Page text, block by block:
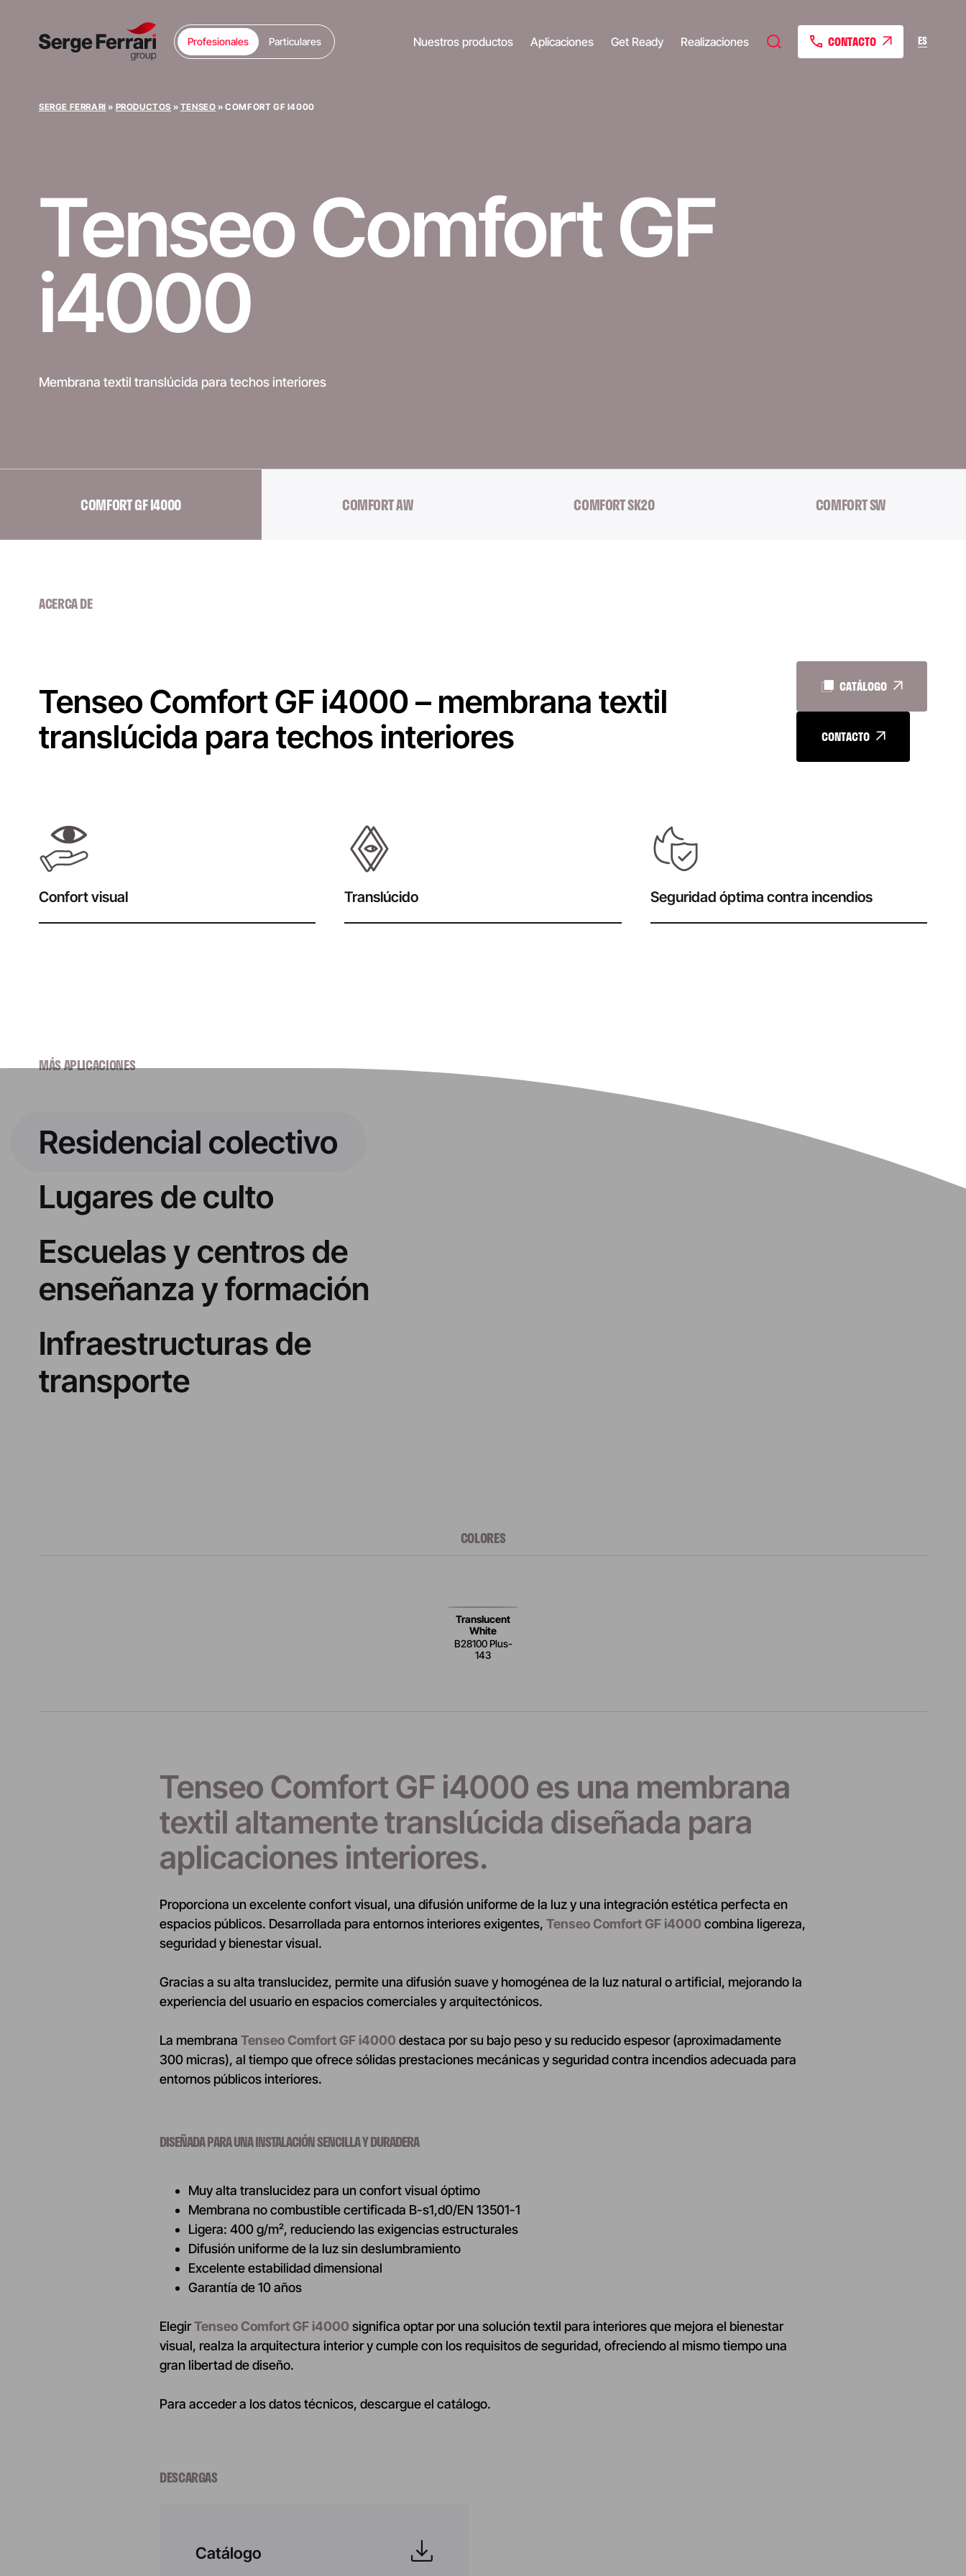
Profesionales Particulares Nuestros productos Aplicaciones Get Ready Realizaciones CONTACTO ES
SERGE FERRARI » PRODUCTOS » TENSEO »COMFORT GF I4000
TenseoComfort GF
i4000
Membrana textil translúcida para techos interiores
COMFORT GF I4000 COMFORT AW COMFORT SK20 COMFORT SW
ACERCA DE
Tenseo Comfort GF i4000 – membrana textil
translúcida para techos interiores
CATÁLOGO
CONTACTO
Confort visual Translúcido Seguridad óptima contra incendios
MÁS APLICACIONES
Residencial colectivo
Lugares de culto
Escuelas y centros de
enseñanza y formación
Infraestructuras de
transporte
COLORES
Translucent
White
B28100 Plus-
143
Tenseo Comfort GF i4000 es una membrana
textil altamente translúcida diseñada para
aplicaciones interiores.
Proporciona un excelente confort visual, una difusión uniforme de la luz y una integración estética perfecta en
espacios públicos. Desarrollada para entornos interiores exigentes, Tenseo Comfort GF i4000 combina ligereza,
seguridad y bienestar visual.
Gracias a su alta translucidez, permite una difusión suave y homogénea de la luz natural o artificial, mejorando la
experiencia del usuario en espacios comerciales y arquitectónicos.
La membrana Tenseo Comfort GF i4000 destaca por su bajo peso y su reducido espesor (aproximadamente
300 micras), al tiempo que ofrece sólidas prestaciones mecánicas y seguridad contra incendios adecuada para
entornos públicos interiores.
DISEÑADA PARA UNA INSTALACIÓN SENCILLA Y DURADERA
Muy alta translucidez para un confort visual óptimo
Membrana no combustible certificada B-s1,d0/EN 13501-1
Ligera: 400 g/m², reduciendo las exigencias estructurales
Difusión uniforme de la luz sin deslumbramiento
Excelente estabilidad dimensional
Garantía de 10 años
ElegirTenseo Comfort GF i4000 significa optar por una solución textil para interiores que mejora el bienestar
visual, realza la arquitectura interior y cumple con los requisitos de seguridad, ofreciendo al mismo tiempo una
gran libertad de diseño.
Para acceder a los datos técnicos, descargue el catálogo.
DESCARGAS
Catálogo